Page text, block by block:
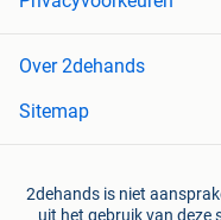
Over 2dehands
Sitemap
2dehands is niet
uit het gebruik van deze